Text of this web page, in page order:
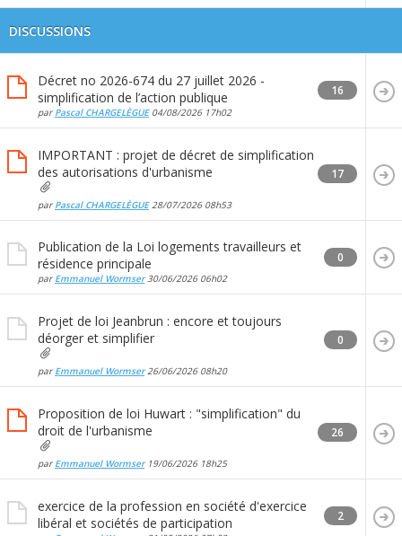
DISCUSSIONS
Décret no 2026-674 du 27 juillet 2026 -
simplification de l’action publique
par Pascal CHARGELÈGUE04/08/2026 17h02
16
IMPORTANT : projet de décret de simplification
des autorisations d'urbanisme
par Pascal CHARGELÈGUE28/07/2026 08h53
17
Publication de la Loi logements travailleurs et
résidence principale
par Emmanuel Wormser30/06/2026 06h02
0
Projet de loi Jeanbrun : encore et toujours
déorger et simplifier
par Emmanuel Wormser26/06/2026 08h20
0
Proposition de loi Huwart : "simplification" du
droit de l'urbanisme
par Emmanuel Wormser19/06/2026 18h25
26
exercice de la profession en société d'exercice
libéral et sociétés de participation
2